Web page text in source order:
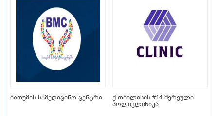
ბათუმის სამედიცინო ცენტრი
ქ.თბილისის #14 შერეული
პოლიკლინიკა